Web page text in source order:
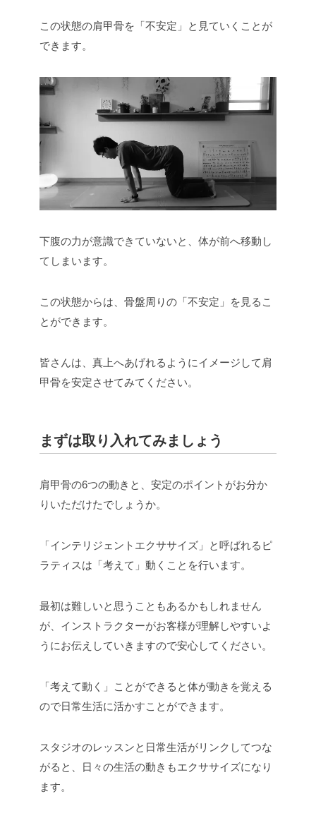
この状態の肩甲骨を「不安定」と見ていくことが
できます。
下腹の力が意識できていないと、体が前へ移動し
てしまいます。
この状態からは、骨盤周りの「不安定」を見るこ
とができます。
皆さんは、真上へあげれるようにイメージして肩
甲骨を安定させてみてください。
まずは取り入れてみましょう
肩甲骨の6つの動きと、安定のポイントがお分か
りいただけたでしょうか。
「インテリジェントエクササイズ」と呼ばれるピ
ラティスは「考えて」動くことを行います。
最初は難しいと思うこともあるかもしれません
が、インストラクターがお客様が理解しやすいよ
うにお伝えしていきますので安心してください。
「考えて動く」ことができると体が動きを覚える
ので日常生活に活かすことができます。
スタジオのレッスンと日常生活がリンクしてつな
がると、日々の生活の動きもエクササイズになり
ます。